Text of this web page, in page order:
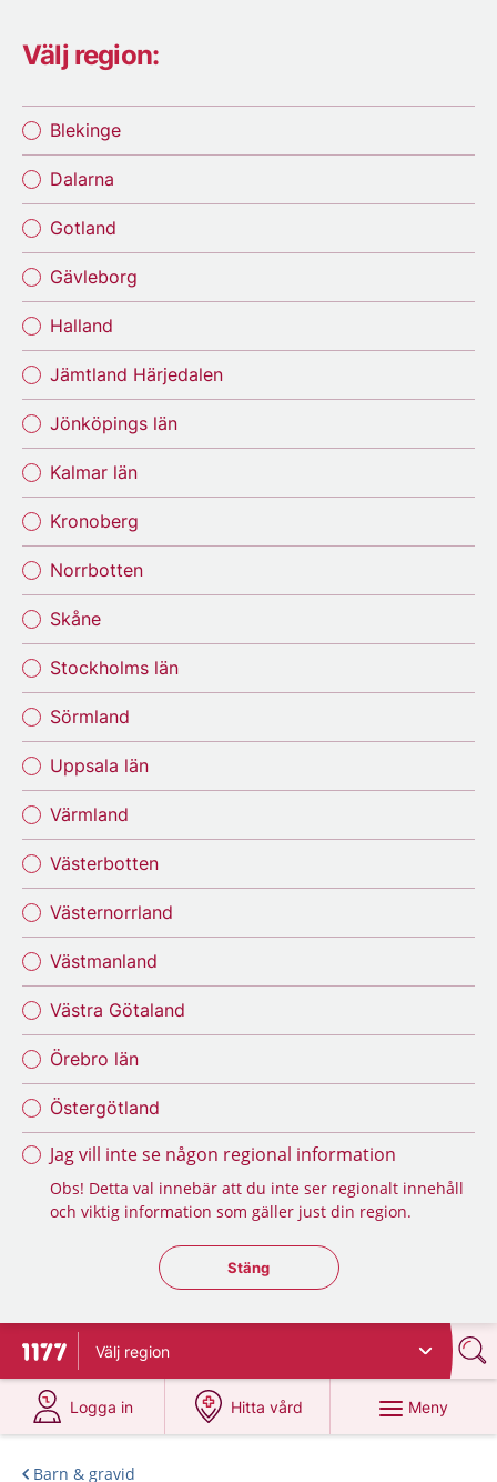
Välj region:
Blekinge
Dalarna
Gotland
Gävleborg
Halland
Jämtland Härjedalen
Jönköpings län
Kalmar län
Kronoberg
Norrbotten
Skåne
Stockholms län
Sörmland
Uppsala län
Värmland
Västerbotten
Västernorrland
Västmanland
Västra Götaland
Örebro län
Östergötland
Jag vill inte se någon regional information
Obs! Detta val innebär att du inte ser regionalt innehåll
och viktig information som gäller just din region.
Stäng regionsväljaren
Stäng
Till startsidan för 1177
Välj region
Logga in
på 1177.se
Hitta vård
på 1177.se
Meny
Barn & gravid